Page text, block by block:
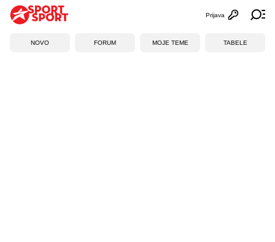
Otvori
Prijava
NOVO FORUM MOJE TEME TABELE